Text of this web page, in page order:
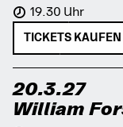
19.30 Uhr
TICKETS KAUFEN
20.3.27
William